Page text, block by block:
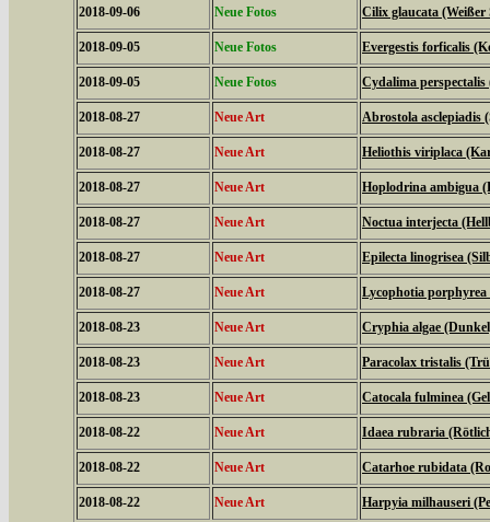
2018-09-06 Neue Fotos Cilix glaucata (Weißer
2018-09-05 Neue Fotos Evergestis forficalis
2018-09-05 Neue Fotos Cydalima
2018-08-27 Neue Art Abrostola asclepiadis
2018-08-27 Neue Art Heliothis viriplaca
2018-08-27 Neue Art Hoplodrina ambigua
2018-08-27 Neue Art Noctua interjecta
2018-08-27 Neue Art Epilecta linogrisea
2018-08-27 Neue Art Lycophotia
2018-08-23 Neue Art Cryphia algae
2018-08-23 Neue Art Paracolax tristalis
2018-08-23 Neue Art Catocala fulminea
2018-08-22 Neue Art Idaea rubraria
2018-08-22 Neue Art Catarhoe rubidata
2018-08-22 Neue Art Harpyia milhauseri